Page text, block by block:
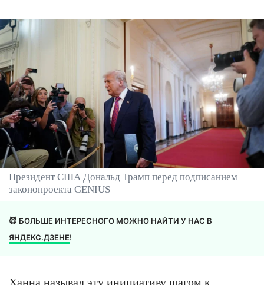
Президент США Дональд Трамп перед подписанием
законопроекта GENIUS
😈 БОЛЬШЕ ИНТЕРЕСНОГО МОЖНО НАЙТИ У НАС В
ЯНДЕКС.ДЗЕНЕ!
Ханна называл эту инициативу шагом к